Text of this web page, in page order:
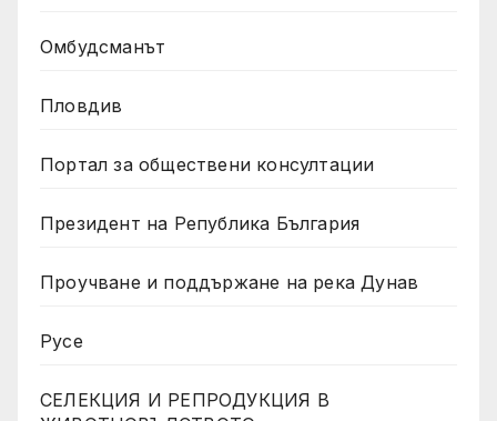
Омбудсманът
Пловдив
Портал за обществени консултации
Президент на Република България
Проучване и поддържане на река Дунав
Русе
СЕЛЕКЦИЯ И РЕПРОДУКЦИЯ В